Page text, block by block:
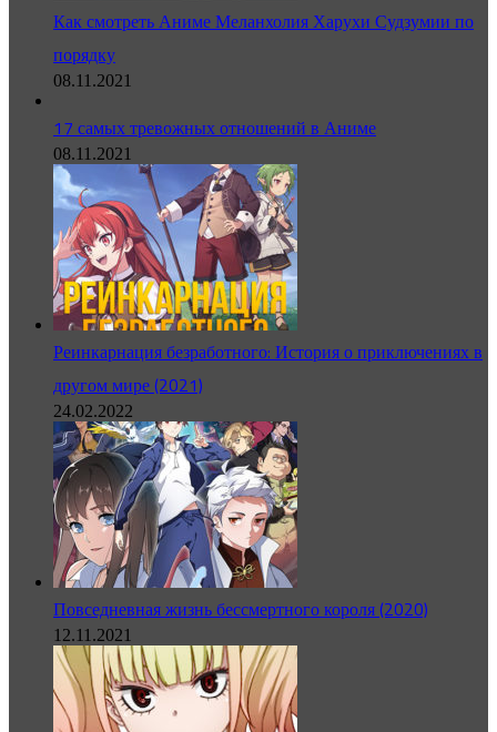
Как смотреть Аниме Меланхолия Харухи Судзумии по
порядку
08.11.2021
17 самых тревожных отношений в Аниме
08.11.2021
Реинкарнация безработного: История о приключениях в
другом мире (2021)
24.02.2022
Повседневная жизнь бессмертного короля (2020)
12.11.2021